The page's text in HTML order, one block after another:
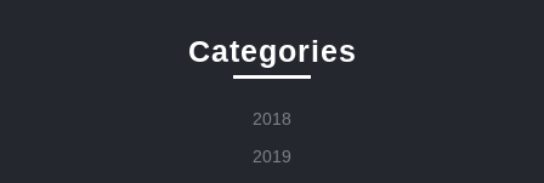
Categories
2018
2019